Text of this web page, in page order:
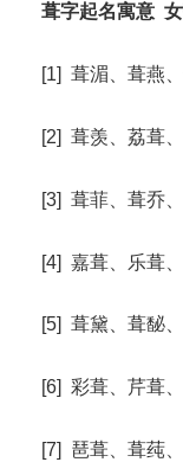
葺字起名寓意
[1] 葺湄、葺燕
[2] 葺羡、荔葺
[3] 葺菲、葺乔
[4] 嘉葺、乐葺
[5] 葺黛、葺馝
[6] 彩葺、芹葺
[7] 琶葺、葺莼